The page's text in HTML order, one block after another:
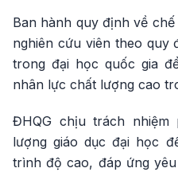
Ban hành quy định về
nghiên cứu viên theo quy
trong đại học quốc gia
nhân lực chất lượng cao
ĐHQG chịu trách nhiệm
lượng giáo dục đại học
trình độ cao, đáp ứng